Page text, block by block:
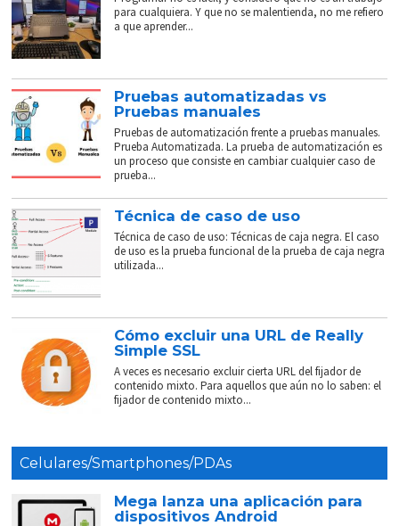
para cualquiera. Y que no se malentienda, no me refiero
a que aprender...
Pruebas automatizadas vs
Pruebas manuales
Pruebas de automatización frente a pruebas manuales.
Prueba Automatizada. La prueba de automatización es
un proceso que consiste en cambiar cualquier caso de
prueba...
Técnica de caso de uso
Técnica de caso de uso: Técnicas de caja negra. El caso
de uso es la prueba funcional de la prueba de caja negra
utilizada...
Cómo excluir una URL de Really
Simple SSL
A veces es necesario excluir cierta URL del fijador de
contenido mixto. Para aquellos que aún no lo saben: el
fijador de contenido mixto...
Celulares/Smartphones/PDAs
Mega lanza una aplicación para
dispositivos Android